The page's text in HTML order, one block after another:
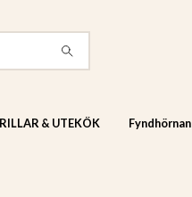
& UTEKÖK Fyndhörnan